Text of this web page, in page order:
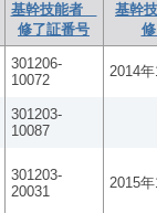
基幹技能者
修了証番号
基幹
301206-
10072
2014
301203-
10087
301203-
20031
2015